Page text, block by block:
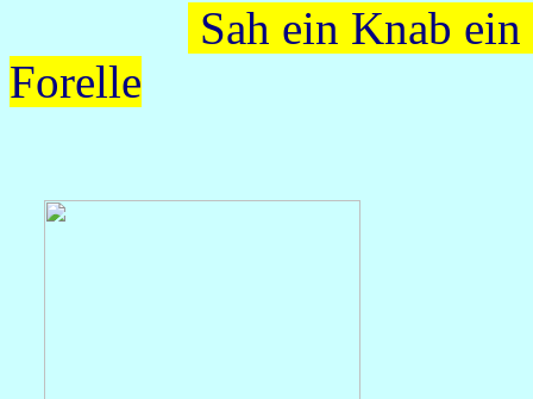
Sah ein Knab
Forelle